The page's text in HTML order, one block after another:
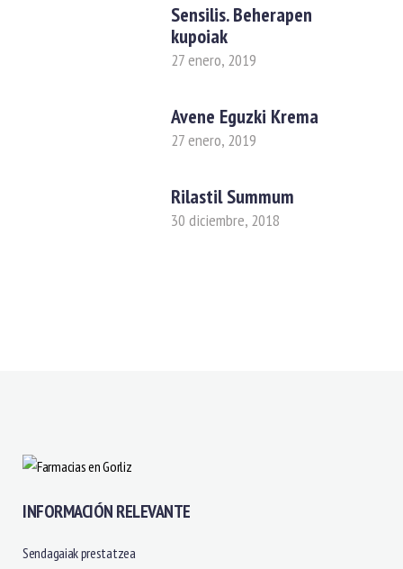
Sensilis. Beherapen
kupoiak
27 enero, 2019
Avene Eguzki Krema
27 enero, 2019
Rilastil Summum
30 diciembre, 2018
INFORMACIÓN RELEVANTE
Sendagaiak prestatzea